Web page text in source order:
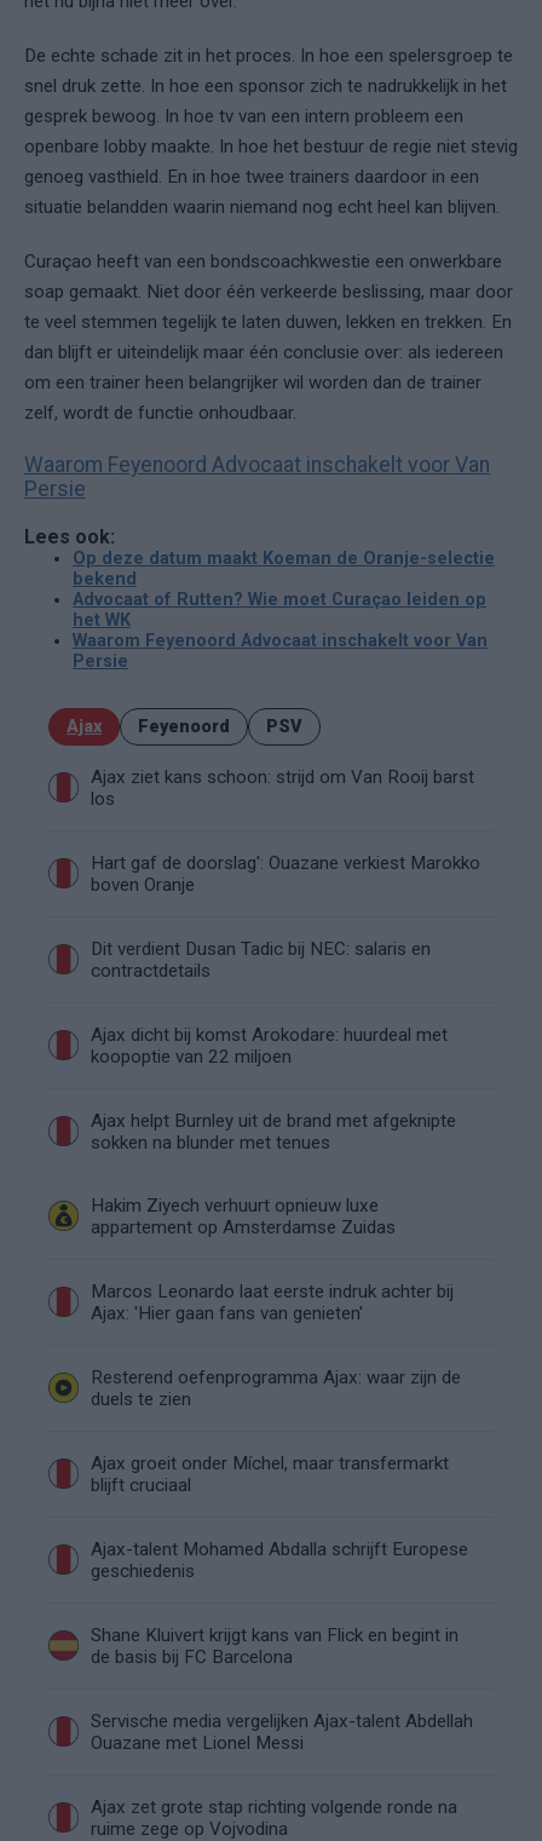
De echte schade zit in het proces. In hoe een spelersgroep te
snel druk zette. In hoe een sponsor zich te nadrukkelijk in het
gesprek bewoog. In hoe tv van een intern probleem een
openbare lobby maakte. In hoe het bestuur de regie niet stevig
genoeg vasthield. En in hoe twee trainers daardoor in een
situatie belandden waarin niemand nog echt heel kan blijven.
Curaçao heeft van een bondscoachkwestie een onwerkbare
soap gemaakt. Niet door één verkeerde beslissing, maar door
te veel stemmen tegelijk te laten duwen, lekken en trekken. En
dan blijft er uiteindelijk maar één conclusie over: als iedereen
om een trainer heen belangrijker wil worden dan de trainer
zelf, wordt de functie onhoudbaar.
Waarom Feyenoord Advocaat inschakelt voor Van
Persie
Lees ook:
Op deze datum maakt Koeman de Oranje-selectie
bekend
Advocaat of Rutten? Wie moet Curaçao leiden op
het WK
Waarom Feyenoord Advocaat inschakelt voor Van
Persie
Ajax Feyenoord PSV
Ajax ziet kans schoon: strijd om Van Rooij barst
los
Hart gaf de doorslag': Ouazane verkiest Marokko
boven Oranje
Dit verdient Dusan Tadic bij NEC: salaris en
contractdetails
Ajax dicht bij komst Arokodare: huurdeal met
koopoptie van 22 miljoen
Ajax helpt Burnley uit de brand met afgeknipte
sokken na blunder met tenues
Hakim Ziyech verhuurt opnieuw luxe
appartement op Amsterdamse Zuidas
Marcos Leonardo laat eerste indruk achter bij
Ajax: 'Hier gaan fans van genieten'
Resterend oefenprogramma Ajax: waar zijn de
duels te zien
Ajax groeit onder Míchel, maar transfermarkt
blijft cruciaal
Ajax-talent Mohamed Abdalla schrijft Europese
geschiedenis
Shane Kluivert krijgt kans van Flick en begint in
de basis bij FC Barcelona
Servische media vergelijken Ajax-talent Abdellah
Ouazane met Lionel Messi
Ajax zet grote stap richting volgende ronde na
ruime zege op Vojvodina